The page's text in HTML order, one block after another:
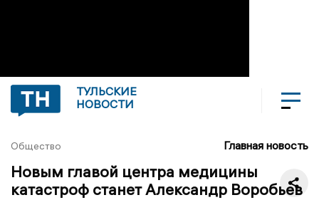
ТУЛЬСКИЕ
НОВОСТИ
Общество Главная новость
Новым главой центра медицины
катастроф станет Александр Воробьев